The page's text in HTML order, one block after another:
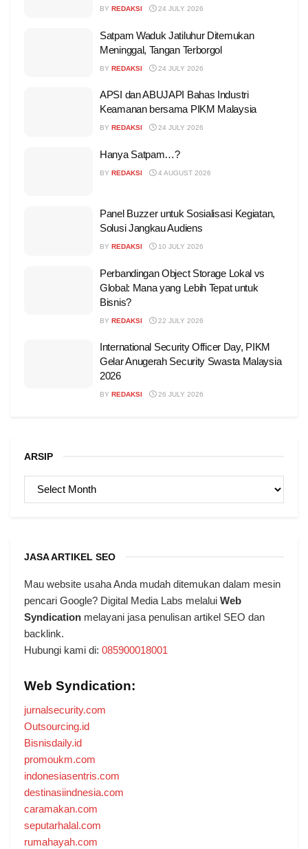
BY REDAKSI 24 JULY 2026
Satpam Waduk Jatiluhur Ditemukan
Meninggal, Tangan Terborgol
BY REDAKSI 24 JULY 2026
APSI dan ABUJAPI Bahas Industri
Keamanan bersama PIKM Malaysia
BY REDAKSI 24 JULY 2026
Hanya Satpam…?
BY REDAKSI 4 AUGUST 2026
Panel Buzzer untuk Sosialisasi Kegiatan,
Solusi Jangkau Audiens
BY REDAKSI 10 JULY 2026
Perbandingan Object Storage Lokal vs
Global: Mana yang Lebih Tepat untuk
Bisnis?
BY REDAKSI 22 JULY 2026
International Security Officer Day, PIKM
Gelar Anugerah Security Swasta Malaysia
2026
BY REDAKSI 26 JULY 2026
ARSIP
ARSIP
JASA ARTIKEL SEO
Mau website usaha Anda mudah ditemukan dalam mesin
pencari Google? Digital Media Labs melalui Web
Syndication melayani jasa penulisan artikel SEO dan
backlink.
Hubungi kami di: 085900018001
Web Syndication:
jurnalsecurity.com
Outsourcing.id
Bisnisdaily.id
promoukm.com
indonesiasentris.com
destinasiindnesia.com
caramakan.com
seputarhalal.com
rumahayah.com